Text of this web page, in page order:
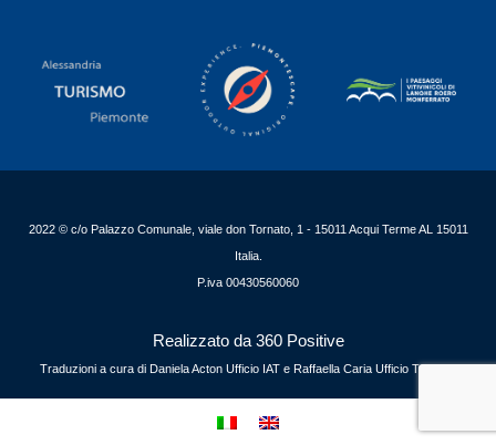
2022 © c/o Palazzo Comunale, viale don Tornato, 1 - 15011 Acqui Terme AL 15011
Italia.
P.iva 00430560060
Realizzato da 360 Positive
Traduzioni a cura di Daniela Acton Ufficio IAT e Raffaella Caria Ufficio Turismo